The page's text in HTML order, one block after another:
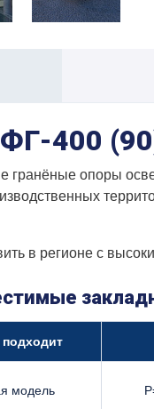
400
опоры
в регионе с
модель